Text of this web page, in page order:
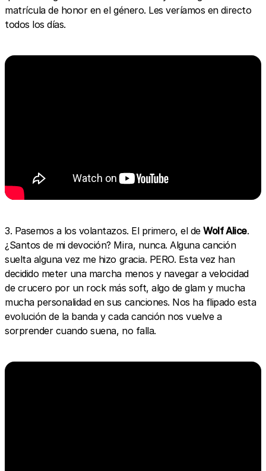
matrícula de honor en el género. Les veríamos en directo
todos los días.
3. Pasemos a los volantazos. El primero, el deWolf Alice.
¿Santos de mi devoción? Mira, nunca. Alguna canción
suelta alguna vez me hizo gracia. PERO. Esta vez han
decidido meter una marcha menos y navegar a velocidad
de crucero por un rock más soft, algo de glam y mucha
mucha personalidad en sus canciones. Nos ha flipado esta
evolución de la banda y cada canción nos vuelve a
sorprender cuando suena, no falla.